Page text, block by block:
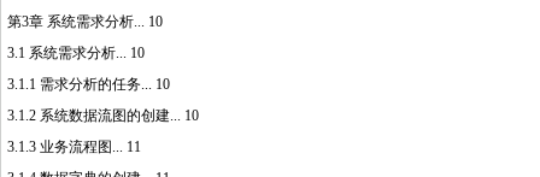
第3章 系统需求分析... 10
3.1 系统需求分析... 10
3.1.1 需求分析的任务... 10
3.1.2 系统数据流图的创建... 10
3.1.3 业务流程图... 11